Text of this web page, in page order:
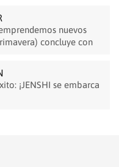
nuevos
concluye con
¡JENSHI se embarca